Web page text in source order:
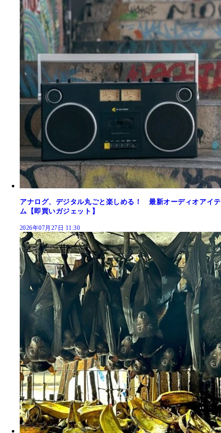
アナログ、デジタル丸ごと楽しめる！ 最新オーディオアイテ
ム【即買いガジェット】
2026年07月27日 11:30